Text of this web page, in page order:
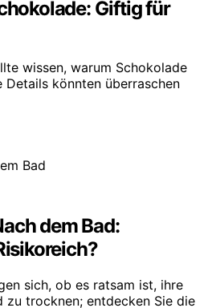
Giftig für
wissen, warum Schokolade
könnten überraschen
dem Bad:
sich, ob es ratsam ist, ihre
zu trocknen; entdecken Sie die